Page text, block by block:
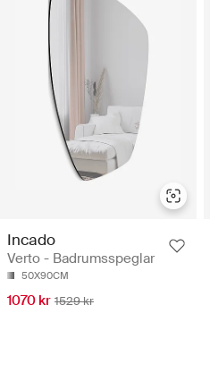
Incado
Verto - Badrumsspeglar
50X90CM
1070 kr 1529 kr